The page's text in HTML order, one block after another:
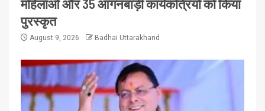
महिलाओं और 35 आंगनबाड़ी कार्यकत्रियों को किया
पुरस्कृत
August 9, 2026 Badhai Uttarakhand